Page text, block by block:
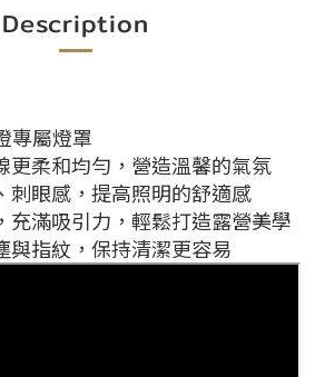
Description
專屬燈罩
柔和均勻，營造溫馨的氣氛
眼感，提高照明的舒適感
滿吸引力，輕鬆打造露營美學
指紋，保持清潔更容易